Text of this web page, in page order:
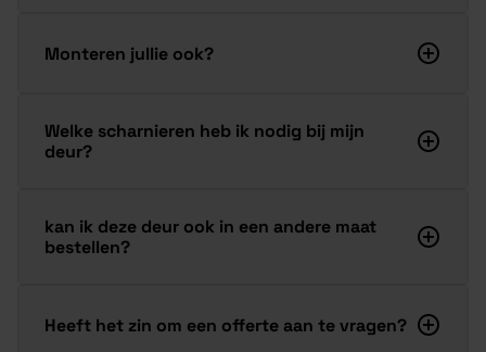
Monteren jullie ook?
Welke scharnieren heb ik nodig bij mijn
deur?
kan ik deze deur ook in een andere maat
bestellen?
Heeft het zin om een offerte aan te vragen?